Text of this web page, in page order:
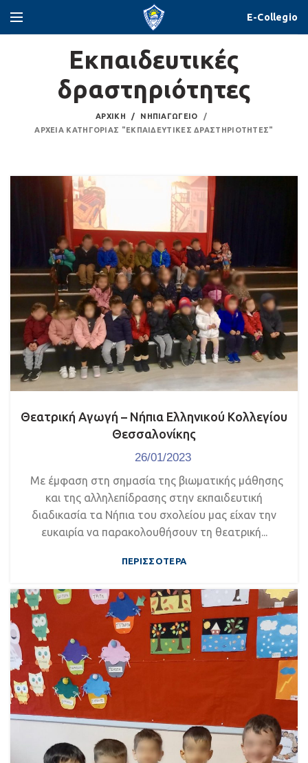
E-Collegio
Εκπαιδευτικές
δραστηριότητες
ΑΡΧΙΚΉ
ΝΗΠΙΑΓΩΓΕΊΟ
ΑΡΧΕΊΑ ΚΑΤΗΓΟΡΊΑΣ "ΕΚΠΑΙΔΕΥΤΙΚΈΣ ΔΡΑΣΤΗΡΙΌΤΗΤΕΣ"
Θεατρική Αγωγή – Νήπια Ελληνικού Κολλεγίου
Θεσσαλονίκης
26/01/2023
Με έμφαση στη σημασία της βιωματικής μάθησης
και της αλληλεπίδρασης στην εκπαιδευτική
διαδικασία τα Νήπια του σχολείου μας είχαν την
ευκαιρία να παρακολουθήσουν τη θεατρική...
ΠΕΡΙΣΣΌΤΕΡΑ